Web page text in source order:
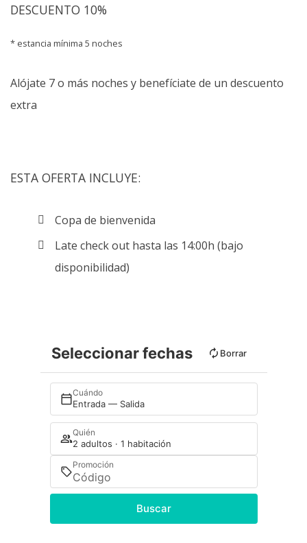
DESCUENTO 10%
estancia mínima 5 noches
Alójate 7 o más noches y benefíciate de un descuento
extra
ESTA OFERTA INCLUYE:
Copa de bienvenida
Late check out hasta las 14:00h (bajo
disponibilidad)
Seleccionar fechas Borrar
Cuándo
Entrada — Salida
Quién
2 adultos · 1 habitación
Promoción
Buscar